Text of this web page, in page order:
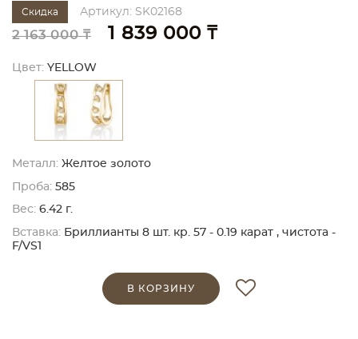
Скидка Артикул: SK02168
2 163 000 ₸ 1 839 000 ₸
Цвет: YELLOW
Металл: Желтое золото
Проба: 585
Вес: 6.42 г.
Вставка: Бриллианты 8 шт. кр. 57 - 0.19 карат , чистота -
F/VS1
В КОРЗИНУ